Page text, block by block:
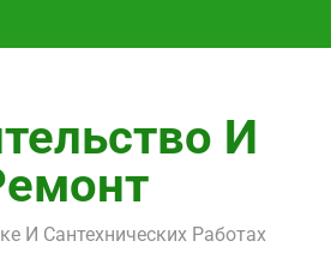
И
И Сантехнических Работах